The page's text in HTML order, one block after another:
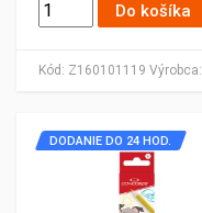
Kód: Z160101119 Výrobca:
Do košíka
DODANIE DO 24 HOD.